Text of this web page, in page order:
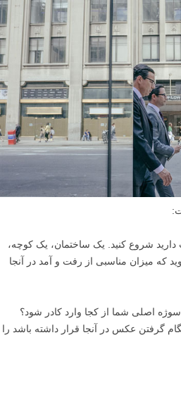
شروع کنید. یک ساختمان، یک کوچه،
که میزان مناسبی از رفت و آمد در آنجا
اصلی شما از کجا وارد کادر شود؟
گرفتن عکس در آنجا قرار داشته باشد را